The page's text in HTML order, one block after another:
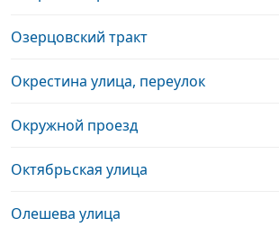
Озерцовский тракт
Окрестина улица, переулок
Окружной проезд
Октябрьская улица
Олешева улица